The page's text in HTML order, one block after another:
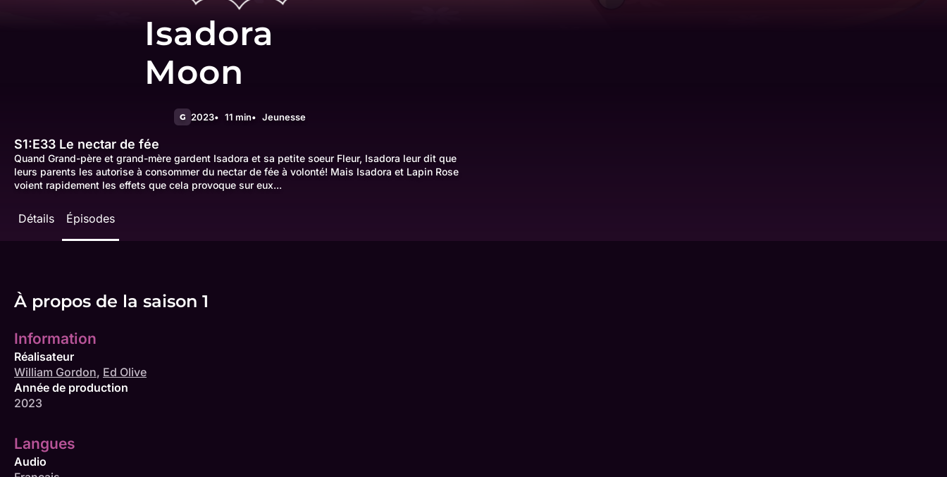
Isadora
Moon
G 2023 11 min Jeunesse
S1:E33 Le nectar de fée
Quand Grand-père et grand-mère gardent Isadora et sa petite soeur Fleur, Isadora leur dit que
leurs parents les autorise à consommer du nectar de fée à volonté! Mais Isadora et Lapin Rose
voient rapidement les effets que cela provoque sur eux...
Détails Épisodes
À propos de la saison 1
Information
Réalisateur
William Gordon, Ed Olive
Année de production
2023
Langues
Audio